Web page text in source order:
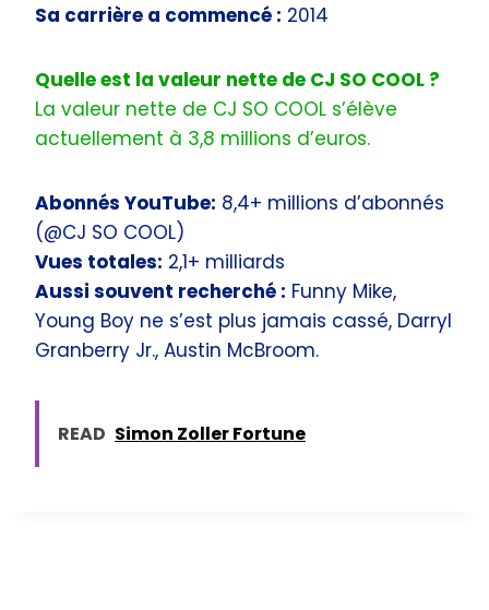
Sa carrière a commencé : 2014
Quelle est la valeur nette de CJ SO COOL ?
La valeur nette de CJ SO COOL s’élève
actuellement à 3,8 millions d’euros.
Abonnés YouTube: 8,4+ millions d’abonnés
(@CJ SO COOL)
Vues totales: 2,1+ milliards
Aussi souvent recherché : Funny Mike,
Young Boy ne s’est plus jamais cassé, Darryl
Granberry Jr., Austin McBroom.
READ Simon Zoller Fortune